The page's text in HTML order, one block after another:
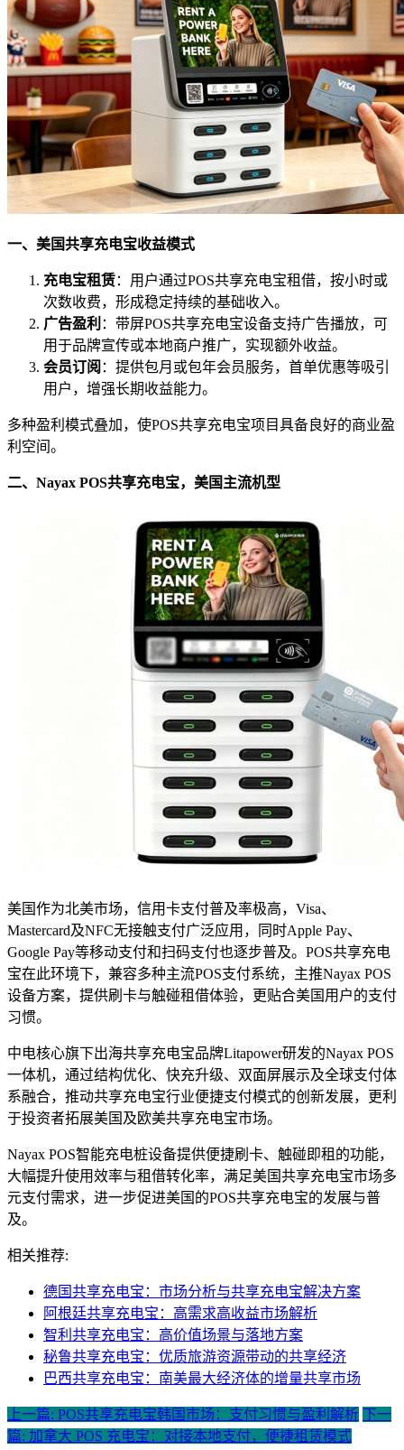
一、美国共享充电宝收益模式
充电宝租赁：用户通过POS共享充电宝租借，按小时或
次数收费，形成稳定持续的基础收入。
广告盈利 ：带屏POS共享充电宝设备支持广告播放，可
用于品牌宣传或本地商户推广，实现额外收益。
会员订阅 ：提供包月或包年会员服务，首单优惠等吸引
用户，增强长期收益能力。
多种盈利模式叠加，使POS共享充电宝项目具备良好的商业盈
利空间。
二、Nayax POS共享充电宝，美国主流机型
美国作为北美市场，信用卡支付普及率极高，Visa、
Mastercard及NFC无接触支付广泛应用，同时Apple Pay、
Google Pay等移动支付和扫码支付也逐步普及。POS共享充电
宝在此环境下，兼容多种主流POS支付系统，主推Nayax POS
设备方案，提供刷卡与触碰租借体验，更贴合美国用户的支付
习惯。
中电核心旗下出海共享充电宝品牌Litapower研发的Nayax POS
一体机，通过结构优化、快充升级、双面屏展示及全球支付体
系融合，推动共享充电宝行业便捷支付模式的创新发展，更利
于投资者拓展美国及欧美共享充电宝市场。
Nayax POS智能充电桩设备提供便捷刷卡、触碰即租的功能，
大幅提升使用效率与租借转化率，满足美国共享充电宝市场多
元支付需求，进一步促进美国的POS共享充电宝的发展与普
及。
相关推荐:
德国共享充电宝：市场分析与共享充电宝解决方案
阿根廷共享充电宝：高需求高收益市场解析
智利共享充电宝：高价值场景与落地方案
秘鲁共享充电宝：优质旅游资源带动的共享经济
巴西共享充电宝：南美最大经济体的增量共享市场
上一篇: POS共享充电宝韩国市场：支付习惯与盈利解析 下一
篇: 加拿大 POS 充电宝：对接本地支付，便捷租赁模式